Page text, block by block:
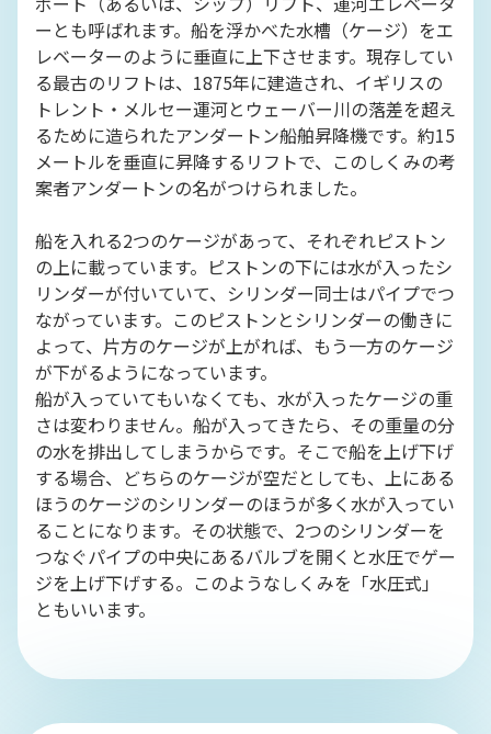
ーとも呼ばれます。船を浮かべた水槽（ケージ）をエ
レベーターのように垂直に上下させます。現存してい
る最古のリフトは、1875年に建造され、イギリスの
トレント・メルセー運河とウェーバー川の落差を超え
るために造られたアンダートン船舶昇降機です。約15
メートルを垂直に昇降するリフトで、このしくみの考
案者アンダートンの名がつけられました。
船を入れる2つのケージがあって、それぞれピストン
の上に載っています。ピストンの下には水が入ったシ
リンダーが付いていて、シリンダー同士はパイプでつ
ながっています。このピストンとシリンダーの働きに
よって、片方のケージが上がれば、もう一方のケージ
が下がるようになっています。
船が入っていてもいなくても、水が入ったケージの重
さは変わりません。船が入ってきたら、その重量の分
の水を排出してしまうからです。そこで船を上げ下げ
する場合、どちらのケージが空だとしても、上にある
ほうのケージのシリンダーのほうが多く水が入ってい
ることになります。その状態で、2つのシリンダーを
つなぐパイプの中央にあるバルブを開くと水圧でゲー
ジを上げ下げする。このようなしくみを「水圧式」
ともいいます。